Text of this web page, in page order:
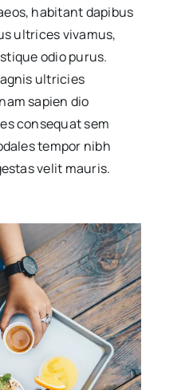
habitant dapibus
ultrices vivamus,
odio purus.
ultricies
sapien dio
consequat sem
tempor nibh
velit mauris.